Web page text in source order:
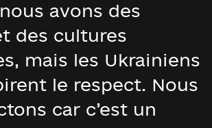
avons des
des cultures
mais les Ukrainiens
le respect. Nous
car c’est un